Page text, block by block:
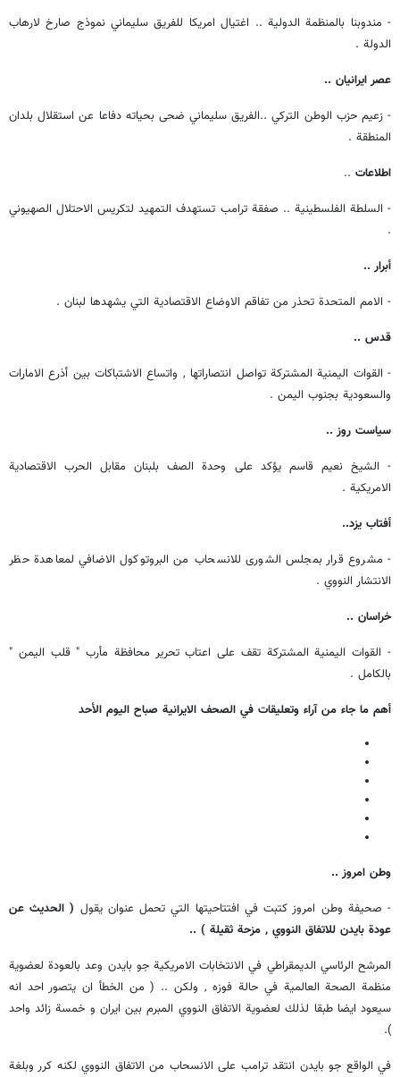
- مندوبنا بالمنظمة الدولية .. اغتيال امريكا للفريق سليماني نموذج صارخ لارهاب
الدولة .
عصر ايرانيان ..
- زعيم حزب الوطن التركي ..الفريق سليماني ضحى بحياته دفاعا عن استقلال بلدان
المنطقة .
اطلاعات ..
- السلطة الفلسطينية .. صفقة ترامب تستهدف التمهيد لتكريس الاحتلال الصهيوني
.
أبرار ..
- الامم المتحدة تحذر من تفاقم الاوضاع الاقتصادية التي يشهدها لبنان .
قدس ..
- القوات اليمنية المشتركة تواصل انتصاراتها , واتساع الاشتباكات بين أذرع الامارات
والسعودية بجنوب اليمن .
سياست روز ..
- الشيخ نعيم قاسم يؤكد على وحدة الصف بلبنان مقابل الحرب الاقتصادية
الامريكية .
أفتاب يزد..
- مشروع قرار بمجلس الشورى للانسحاب من البروتوكول الاضافي لمعاهدة حظر
الانتشار النووي .
خراسان ..
- القوات اليمنية المشتركة تقف على اعتاب تحرير محافظة مأرب " قلب اليمن "
بالكامل .
أهم ما جاء من آراء وتعليقات في الصحف الايرانية صباح اليوم الأحد
وطن امروز ..
- صحيفة وطن امروز كتبت في افتتاحيتها التي تحمل عنوان يقول ( الحديث عن
عودة بايدن للاتفاق النووي , مزحة ثقيلة ) ..
المرشح الرئاسي الديمقراطي في الانتخابات الامريكية جو بايدن وعد بالعودة لعضوية
منظمة الصحة العالمية في حالة فوزه , ولكن .. ( من الخطأ ان يتصور احد انه
سيعود ايضا طبقا لذلك لعضوية الاتفاق النووي المبرم بين ايران و خمسة زائد واحد
).
في الواقع جو بايدن انتقد ترامب على الانسحاب من الاتفاق النووي لكنه كرر وبلغة